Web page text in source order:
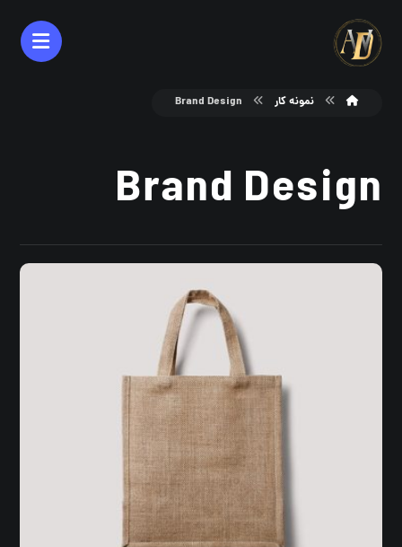
نمونه کار Brand Design
Brand Design